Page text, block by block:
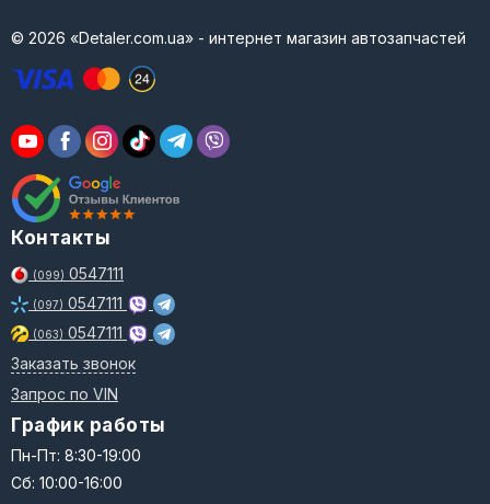
© 2026 «Detaler.com.ua» - интернет магазин автозапчастей
Контакты
(099) 0547111
(097) 0547111
(063) 0547111
Заказать звонок
Запрос по VIN
График работы
Пн-Пт: 8:30-19:00
Сб: 10:00-16:00